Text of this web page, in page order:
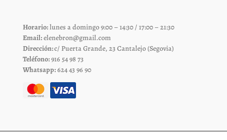
Horario:lunes a domingo 9:00 – 14:30 / 17:00 – 21:30
Email:elenebron@gmail.com
Dirección:c/ Puerta Grande, 23 Cantalejo (Segovia)
Teléfono:916 54 98 73
Whatsapp:624 43 96 90